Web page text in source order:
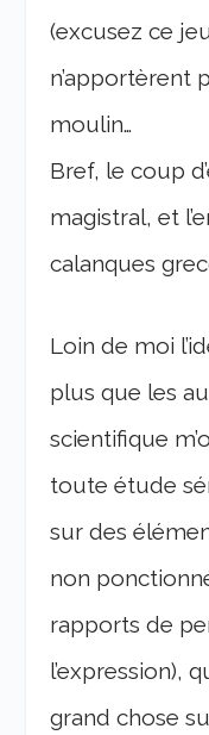
(excusez ce
n’apportèrent
moulin…
Bref, le coup
magistral, et
calanques
Loin de moi
plus que les
scientifique
toute étude
sur des
non
rapports de
l’expression),
grand chose